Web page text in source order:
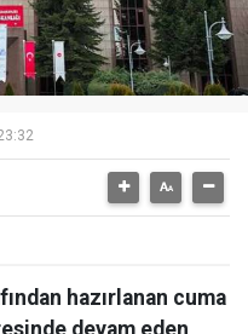
hazırlanan cuma
devam eden